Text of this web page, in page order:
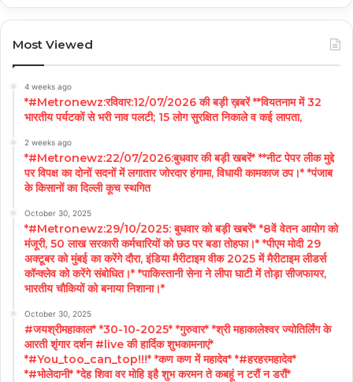
Most Viewed
4 weeks ago
*#Metronewz:रविवार:12/07/2026 की बड़ी ख़बरें **वियतनाम में 32
भारतीय पर्यटकों से भरी नाव पलटी; 15 लोग सुरक्षित निकाले व कई लापता,
2 weeks ago
*#Metronewz:22/07/2026:बुधवार की बड़ी खबरें* **नीट पेपर लीक मुद्दे
पर विपक्ष का दोनों सदनों में लगातार जोरदार हंगामा, विधायी कामकाज ठप।* *पंजाब
के किसानों का दिल्ली कूच स्थगित
October 30, 2025
*#Metronewz:29/10/2025: बुधवार को बड़ी खबरें* *8वें वेतन आयोग को
मंजूरी, 50 लाख सरकारी कर्मचारियों को छठ पर बडा तोहफा।* *पीएम मोदी 29
अक्टूबर को मुंबई का करेंगे दौरा, इंडिया मैरीटाइम वीक 2025 में मैरीटाइम लीडर्स
कॉन्क्लेव को करेंगे संबोधित।* *पाकिस्तानी सेना ने लीपा घाटी में तोड़ा सीजफायर,
भारतीय चौकियों को बनाया निशाना।*
October 30, 2025
#जयश्रीमहाकाल* *30-10-2025* *गुरुवार* *श्री महाकालेश्वर ज्योतिर्लिंग के
आरती शृंगार दर्शन #live की हार्दिक शुभकामनाएं*
*#You_too_can_top!!!* *कण कण में महादेव* *#हरहरमहादेव*
*#भोलेदानी* *देह शिवा वर मोहि इहै शुभ करमन ते कबहूं न टरौं न डरौं*